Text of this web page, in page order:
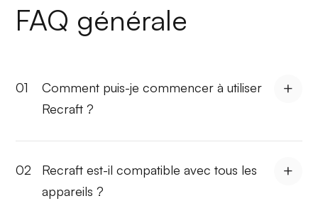
FAQ générale
01
Comment puis-je commencer à utiliser
Recraft ?
02
Recraft est-il compatible avec tous les
appareils ?